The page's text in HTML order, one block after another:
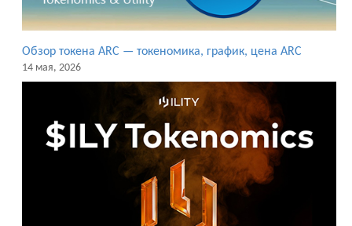
Обзор токена ARC — токеномика, график, цена ARC
14 мая, 2026